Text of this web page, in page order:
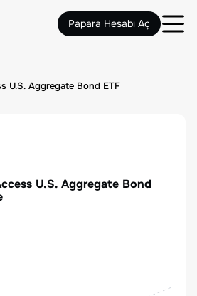
Papara Hesabı Aç
U.S. Aggregate Bond ETF
U.S. Aggregate Bond